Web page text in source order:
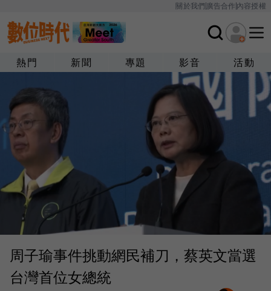
關於我們廣告合作內容授權
熱門 新聞 專題 影音 活動
周子瑜事件挑動網民補刀，蔡英文當選
台灣首位女總統